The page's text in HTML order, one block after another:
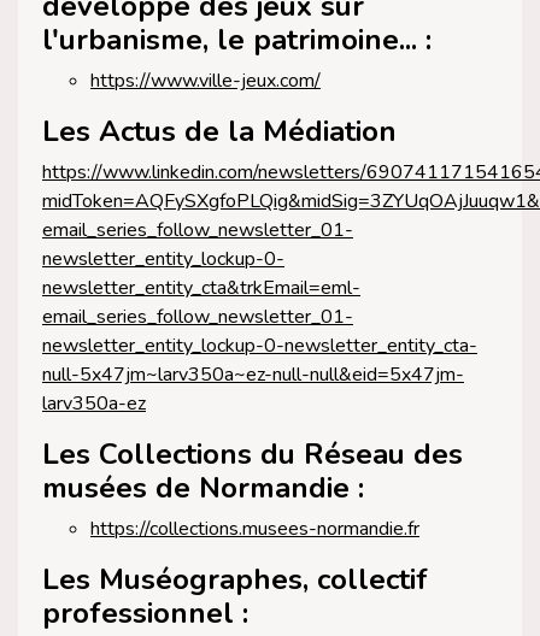
l'urbanisme, le patrimoine... :
https://www.ville-jeux.com/
Les Actus de la Médiation
https://www.linkedin.com/newsletters/
email_series_follow_newsletter_01-
newsletter_entity_lockup-0-
newsletter_entity_cta&trkEmail=eml-
email_series_follow_newsletter_01-
newsletter_entity_lockup-0-newsletter_entity_cta-
null-5x47jm~larv350a~ez-null-null&eid=5x47jm-
larv350a-ez
Les Collections du Réseau des
musées de Normandie :
https://collections.musees-normandie.fr
Les Muséographes, collectif
professionnel :